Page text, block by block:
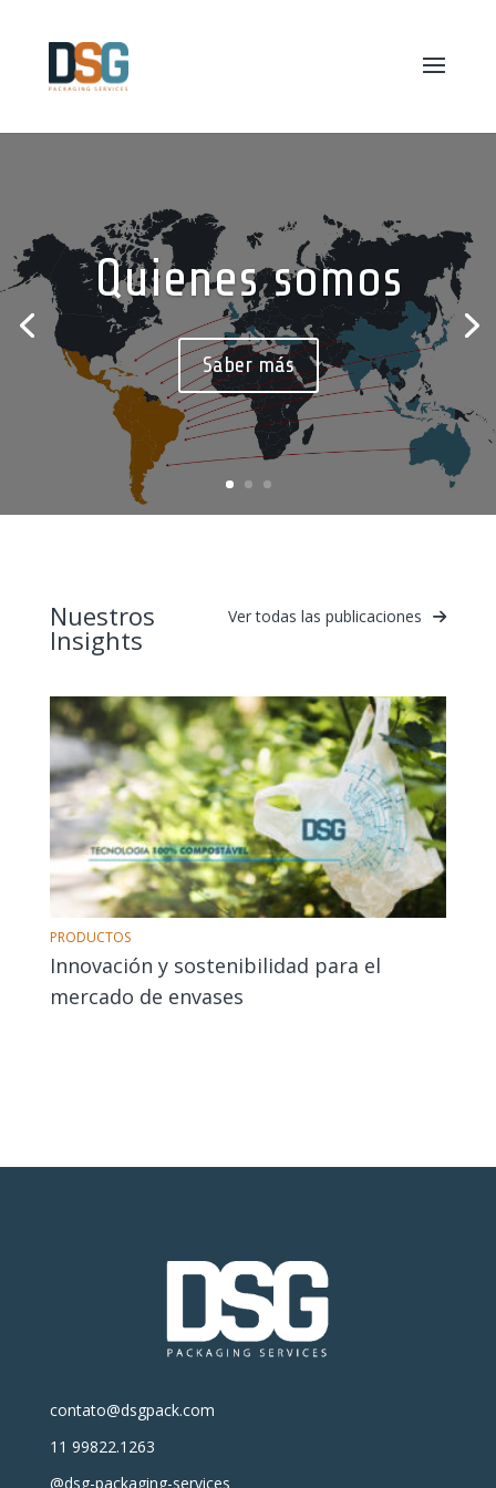
Quienes somos
Saber más
Nuestros
Insights
Ver todas las publicaciones
PRODUCTOS
Innovación y sostenibilidad para el
mercado de envases
contato@dsgpack.com
11 99822.1263
@dsg-packaging-services